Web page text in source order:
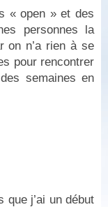
« open » et des
personnes la
on n’a rien à se
pour rencontrer
semaines en
que j’ai un début